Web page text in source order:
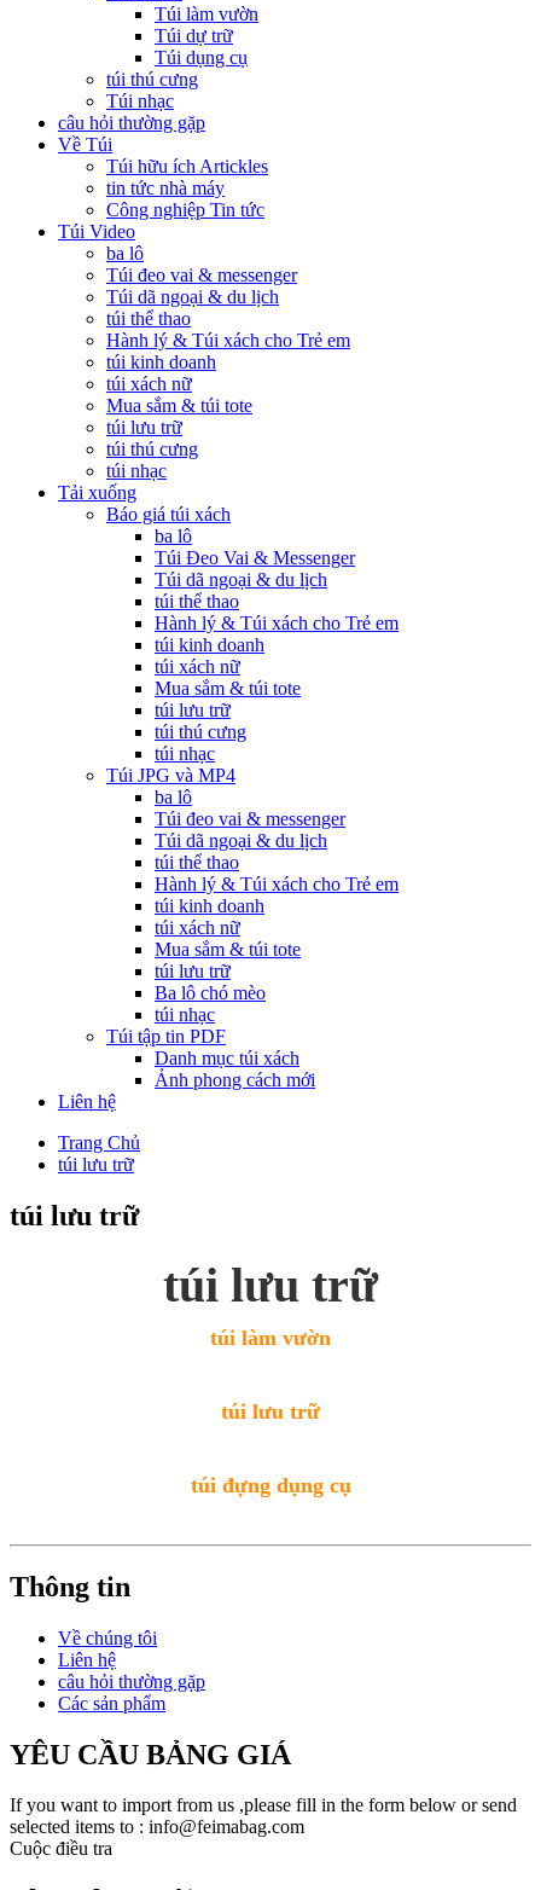
Túi làm vườn
Túi dự trữ
Túi dụng cụ
túi thú cưng
Túi nhạc
câu hỏi thường gặp
Về Túi
Túi hữu ích Artickles
tin tức nhà máy
Công nghiệp Tin tức
Túi Video
ba lô
Túi đeo vai & messenger
Túi dã ngoại & du lịch
túi thể thao
Hành lý & Túi xách cho Trẻ em
túi kinh doanh
túi xách nữ
Mua sắm & túi tote
túi lưu trữ
túi thú cưng
túi nhạc
Tải xuống
Báo giá túi xách
ba lô
Túi Đeo Vai & Messenger
Túi dã ngoại & du lịch
túi thể thao
Hành lý & Túi xách cho Trẻ em
túi kinh doanh
túi xách nữ
Mua sắm & túi tote
túi lưu trữ
túi thú cưng
túi nhạc
Túi JPG và MP4
ba lô
Túi đeo vai & messenger
Túi dã ngoại & du lịch
túi thể thao
Hành lý & Túi xách cho Trẻ em
túi kinh doanh
túi xách nữ
Mua sắm & túi tote
túi lưu trữ
Ba lô chó mèo
túi nhạc
Túi tập tin PDF
Danh mục túi xách
Ảnh phong cách mới
Liên hệ
Trang Chủ
túi lưu trữ
túi lưu trữ
túi lưu trữ
túi làm vườn
túi lưu trữ
túi đựng dụng cụ
Thông tin
Về chúng tôi
Liên hệ
câu hỏi thường gặp
Các sản phẩm
YÊU CẦU BẢNG GIÁ
If you want to import from us ,please fill in the form below or send
selected items to : info@feimabag.com
Cuộc điều tra